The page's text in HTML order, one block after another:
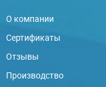
О компании
Сертификаты
Отзывы
Производство